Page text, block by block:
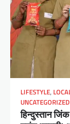
LIFESTYLE,
UNCATEGORIZED
हिन्दुस्तान